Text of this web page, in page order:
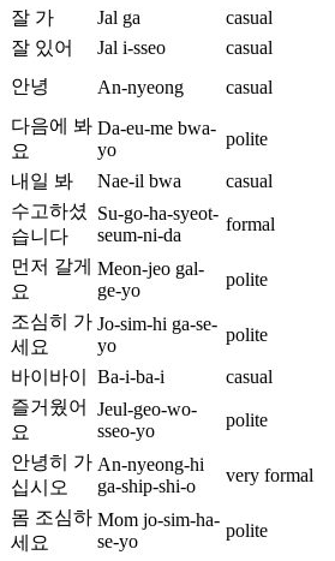
잘 가 Jal ga
casual
잘 있어 Jal i-sseo
casual
안녕 An-nyeong casual
다음에 봐
요
Da-eu-me bwa-
yo
polite
내일 봐 Nae-il bwa casual
수고하셨
습니다
Su-go-ha-syeot-
seum-ni-da
formal
먼저 갈게
요
Meon-jeo gal-
ge-yo
polite
조심히 가
세요
Jo-sim-hi ga-se-
yo
polite
바이바이 Ba-i-ba-i casual
즐거웠어
요
Jeul-geo-wo-
sseo-yo
polite
안녕히 가
십시오
An-nyeong-hi
ga-ship-shi-o
very formal
몸 조심하
세요
Mom jo-sim-ha-
se-yo
polite